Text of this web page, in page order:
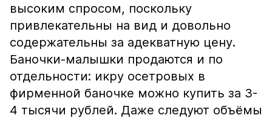
высоким спросом, поскольку
привлекательны на вид и довольно
содержательны за адекватную цену.
Баночки-малышки продаются и по
отдельности: икру осетровых в
фирменной баночке можно купить за 3-
4 тысячи рублей. Даже следуют объёмы